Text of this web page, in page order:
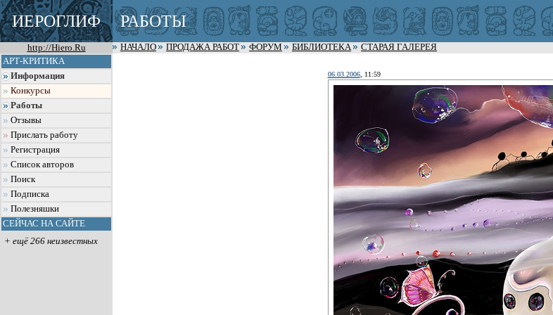
ИЕРОГЛИФ РАБОТЫ
http://Hiero.Ru НАЧАЛО ПРОДАЖА РАБОТ ФОРУМ БИБЛИОТЕКА
СТАРАЯ ГАЛЕРЕЯ
АРТ-КРИТИКА
Информация
Конкурсы
Работы
Отзывы
Прислать работу
Регистрация
Список авторов
Поиск
Подписка
Полезняшки
СЕЙЧАС НА САЙТЕ
+ ещё 266 неизвестных
06.03.2006, 11:59